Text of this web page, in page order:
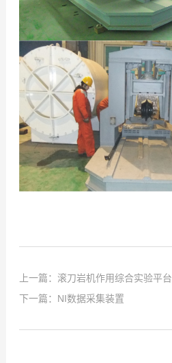
上一篇： 滚刀岩机作用综合实验平台
下一篇： NI数据采集装置